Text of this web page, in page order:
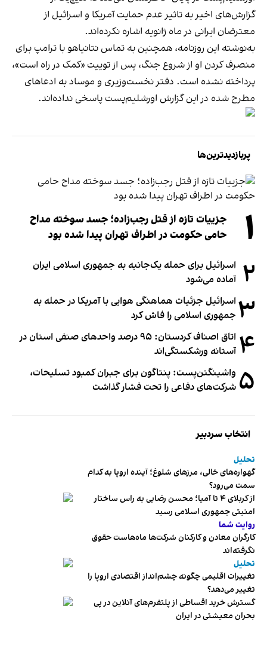
گزارش‌های اخیر به تاثیر عدم حمایت آمریکا و اسرائیل از
معترضان ایرانی در ماه ژانویه اشاره نکرده‌اند.
به‌نوشته این روزنامه، همچنین به تماس نتانیاهو با ترامپ برای
منصرف کردن او از شروع جنگ، پس از توییت «کمک در راه است»،
پرداخته نشده است. دفتر نخست‌وزیری و موساد به ادعاهای
مطرح شده در این گزارش اورشلیم‌پست پاسخی نداده‌اند.
پربازدیدترین‌ها
۱
جزییات تازه از قتل رجب‌زاده؛ جسد سوخته مداح
حامی حکومت در اطراف تهران پیدا شده بود
۲ اسرائیل برای حمله یک‌جانبه به جمهوری اسلامی ایران
آماده می‌شود
۳ اسرائیل جزئیات هماهنگی هوایی با آمریکا در حمله به
جمهوری اسلامی را فاش کرد
۴
اتاق اصناف کردستان: ۹۵ درصد واحدهای صنفی استان در
آستانه ورشکستگی‌اند
۵ واشینگتن‌پست: پنتاگون برای جبران کمبود تسلیحات،
شرکت‌های دفاعی را تحت فشار گذاشت
انتخاب سردبیر
تحلیل
گهواره‌های خالی، مرزهای شلوغ؛ آینده اروپا به کدام
سمت می‌رود؟
از کربلای ۴ تا آمیا؛ محسن رضایی به راس ساختار
امنیتی جمهوری اسلامی رسید
روایت شما
کارگران معادن و کارکنان شرکت‌ها ماه‌هاست حقوق
نگرفته‌اند
تحلیل
تغییرات اقلیمی چگونه چشم‌انداز اقتصادی اروپا را
تغییر می‌دهد؟
گسترش خرید اقساطی از پلتفرم‌های آنلاین در پی
بحران معیشتی در ایران